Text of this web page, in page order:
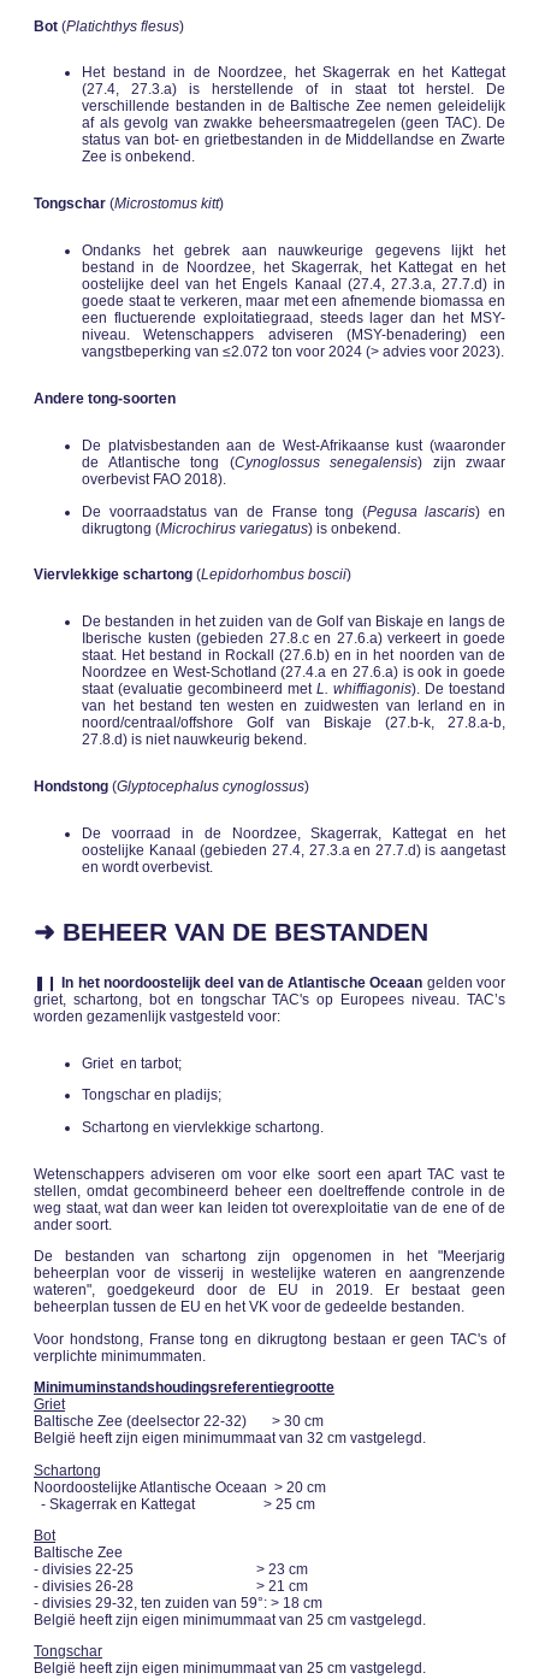
Bot (Platichthys flesus)
Het bestand in de Noordzee, het Skagerrak en het Kattegat
(27.4, 27.3.a) is herstellende of in staat tot herstel. De
verschillende bestanden in de Baltische Zee nemen geleidelijk
af als gevolg van zwakke beheersmaatregelen (geen TAC). De
status van bot- en grietbestanden in de Middellandse en Zwarte
Zee is onbekend.
Tongschar (Microstomus kitt)
Ondanks het gebrek aan nauwkeurige gegevens lijkt het
bestand in de Noordzee, het Skagerrak, het Kattegat en het
oostelijke deel van het Engels Kanaal (27.4, 27.3.a, 27.7.d) in
goede staat te verkeren, maar met een afnemende biomassa en
een fluctuerende exploitatiegraad, steeds lager dan het MSY-
niveau. Wetenschappers adviseren (MSY-benadering) een
vangstbeperking van ≤2.072 ton voor 2024 (> advies voor 2023).
Andere tong-soorten
De platvisbestanden aan de West-Afrikaanse kust (waaronder
de Atlantische tong (Cynoglossus senegalensis) zijn zwaar
overbevist FAO 2018).
De voorraadstatus van de Franse tong (Pegusa lascaris) en
dikrugtong (Microchirus variegatus) is onbekend.
Viervlekkige schartong (Lepidorhombus boscii)
De bestanden in het zuiden van de Golf van Biskaje en langs de
Iberische kusten (gebieden 27.8.c en 27.6.a) verkeert in goede
staat. Het bestand in Rockall (27.6.b) en in het noorden van de
Noordzee en West-Schotland (27.4.a en 27.6.a) is ook in goede
staat (evaluatie gecombineerd met L. whiffiagonis). De toestand
van het bestand ten westen en zuidwesten van Ierland en in
noord/centraal/offshore Golf van Biskaje (27.b-k, 27.8.a-b,
27.8.d) is niet nauwkeurig bekend.
Hondstong (Glyptocephalus cynoglossus)
De voorraad in de Noordzee, Skagerrak, Kattegat en het
oostelijke Kanaal (gebieden 27.4, 27.3.a en 27.7.d) is aangetast
en wordt overbevist.
➜ BEHEER VAN DE BESTANDEN
In het noordoostelijk deel van de Atlantische Oceaan gelden voor
griet, schartong, bot en tongschar TAC's op Europees niveau. TAC’s
worden gezamenlijk vastgesteld voor:
Griet en tarbot;
Tongschar en pladijs;
Schartong en viervlekkige schartong.
Wetenschappers adviseren om voor elke soort een apart TAC vast te
stellen, omdat gecombineerd beheer een doeltreffende controle in de
weg staat, wat dan weer kan leiden tot overexploitatie van de ene of de
ander soort.
De bestanden van schartong zijn opgenomen in het "Meerjarig
beheerplan voor de visserij in westelijke wateren en aangrenzende
wateren", goedgekeurd door de EU in 2019. Er bestaat geen
beheerplan tussen de EU en het VK voor de gedeelde bestanden.
Voor hondstong, Franse tong en dikrugtong bestaan er geen TAC's of
verplichte minimummaten.
Minimuminstandshoudingsreferentiegrootte
Griet
Baltische Zee (deelsector 22-32) > 30 cm
België heeft zijn eigen minimummaat van 32 cm vastgelegd.
Schartong
Noordoostelijke Atlantische Oceaan > 20 cm
- Skagerrak en Kattegat > 25 cm
Bot
Baltische Zee
- divisies 22-25 > 23 cm
- divisies 26-28 > 21 cm
- divisies 29-32, ten zuiden van 59°: > 18 cm
België heeft zijn eigen minimummaat van 25 cm vastgelegd.
Tongschar
België heeft zijn eigen minimummaat van 25 cm vastgelegd.